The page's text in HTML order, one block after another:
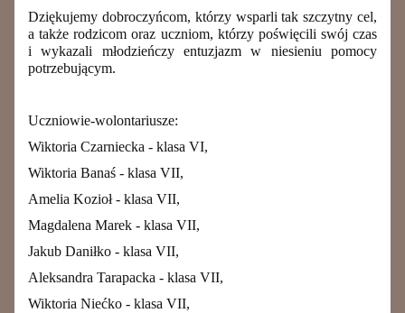
Dziękujemy dobroczyńcom, którzy wsparli tak szczytny cel,
a takżerodzicom oraz uczniom, którzy poświęcili swój czas
i wykazali młodzieńczy entuzjazm w niesieniu pomocy
potrzebującym.
Uczniowie-wolontariusze:
Wiktoria Czarniecka - klasa VI,
Wiktoria Banaś - klasa VII,
Amelia Kozioł - klasa VII,
Magdalena Marek - klasa VII,
Jakub Daniłko - klasa VII,
Aleksandra Tarapacka - klasa VII,
Wiktoria Niećko - klasa VII,